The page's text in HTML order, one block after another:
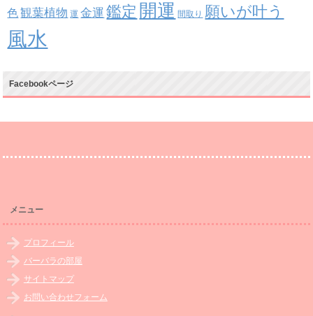
色 観葉植物 運 金運 鑑定 開運 間取り 願いが叶う
風水
Facebookページ
メニュー
プロフィール
バーバラの部屋
サイトマップ
お問い合わせフォーム